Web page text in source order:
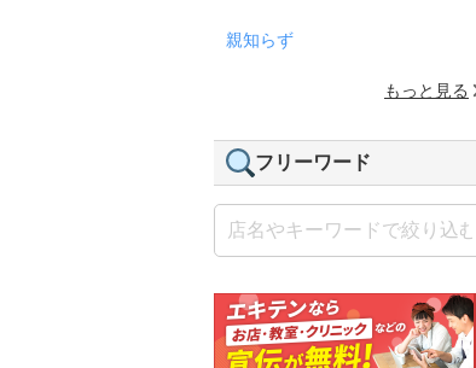
親知らず
もっと見る
フリーワード